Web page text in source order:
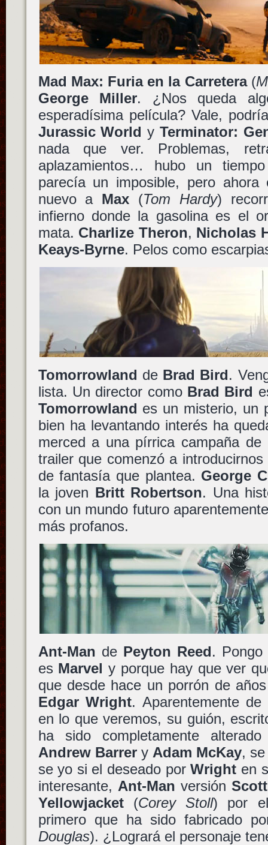
Mad Max: Furia en la Carretera(
George Miller. ¿Nos queda
esperadísima película? Vale,
Jurassic World yTerminator:
nada que ver. Problemas,
aplazamientos… hubo un
parecía un imposible, pero
nuevo a Max (Tom Hardy)
infierno donde la gasolina es el
mata. Charlize Theron, Nicholas
Keays-Byrne. Pelos como
Tomorrowland de Brad Bird.
lista. Un director como Brad Bird
Tomorrowland es un misterio, un
bien ha levantando interés ha
merced a una pírrica campaña
trailer que comenzó a
de fantasía que plantea. George
la joven Britt Robertson. Una
con un mundo futuro
más profanos.
Ant-Man de Peyton Reed.
es Marvel y porque hay que ver
que desde hace un porrón de
Edgar Wright. Aparentemente
en lo que veremos, su guión,
ha sido completamente
Andrew Barrery Adam McKay, se
se yo si el deseado porWright en
interesante, Ant-Man versión
Yellowjacket(Corey Stoll) por
primero que ha sido fabricado
Douglas). ¿Logrará el personaje